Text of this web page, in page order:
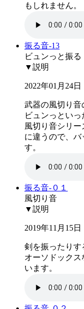
もしれません。
振る音-13
ビュンっと振る
▼説明
2022年01月24日
武器の風切り音
ビュンっといっ
風切り音シリ
に違うので、
す。
振る音-０１
風切り音
▼説明
2019年11月15日
剣を振ったりす
オーソドック
います。